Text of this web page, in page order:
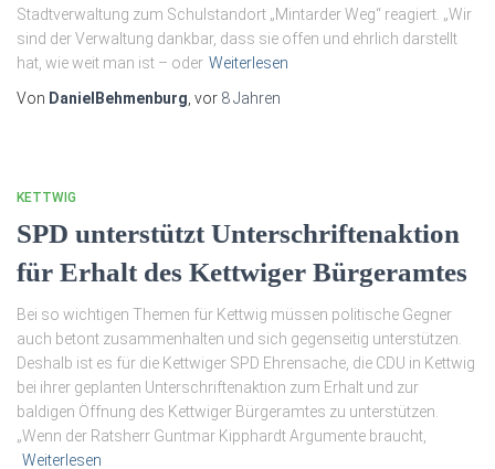
Stadtverwaltung zum Schulstandort „Mintarder Weg“ reagiert. „Wir
sind der Verwaltung dankbar, dass sie offen und ehrlich darstellt
hat, wie weit man ist – oder Weiterlesen
Von DanielBehmenburg , vor 8 Jahren
KETTWIG
SPD unterstützt Unterschriftenaktion
für Erhalt des Kettwiger Bürgeramtes
Bei so wichtigen Themen für Kettwig müssen politische Gegner
auch betont zusammenhalten und sich gegenseitig unterstützen.
Deshalb ist es für die Kettwiger SPD Ehrensache, die CDU in Kettwig
bei ihrer geplanten Unterschriftenaktion zum Erhalt und zur
baldigen Öffnung des Kettwiger Bürgeramtes zu unterstützen.
„Wenn der Ratsherr Guntmar Kipphardt Argumente braucht,
Weiterlesen